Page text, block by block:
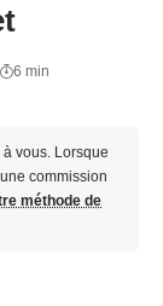
6 min
vous. Lorsque
commission
méthode de